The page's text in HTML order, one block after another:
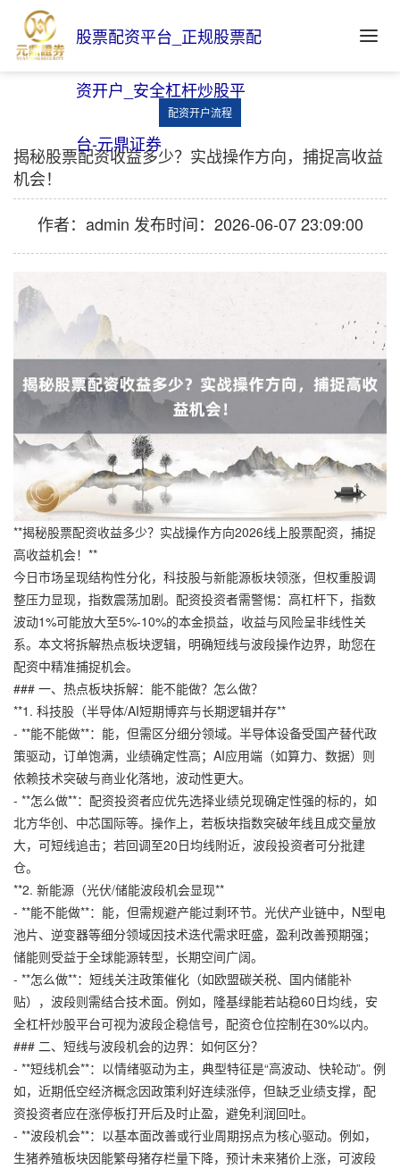
股票配资平台_正规股票配
资开户_安全杠杆炒股平
台-元鼎证券
配资开户流程
揭秘股票配资收益多少？实战操作方向，捕捉高收益
机会！
作者：admin 发布时间：2026-06-07 23:09:00
**揭秘股票配资收益多少？实战操作方向2026线上股票配资，捕捉
高收益机会！**
今日市场呈现结构性分化，科技股与新能源板块领涨，但权重股调
整压力显现，指数震荡加剧。配资投资者需警惕：高杠杆下，指数
波动1%可能放大至5%-10%的本金损益，收益与风险呈非线性关
系。本文将拆解热点板块逻辑，明确短线与波段操作边界，助您在
配资中精准捕捉机会。
### 一、热点板块拆解：能不能做？怎么做？
**1. 科技股（半导体/AI短期博弈与长期逻辑并存**
- **能不能做**：能，但需区分细分领域。半导体设备受国产替代政
策驱动，订单饱满，业绩确定性高；AI应用端（如算力、数据）则
依赖技术突破与商业化落地，波动性更大。
- **怎么做**：配资投资者应优先选择业绩兑现确定性强的标的，如
北方华创、中芯国际等。操作上，若板块指数突破年线且成交量放
大，可短线追击；若回调至20日均线附近，波段投资者可分批建
仓。
**2. 新能源（光伏/储能波段机会显现**
- **能不能做**：能，但需规避产能过剩环节。光伏产业链中，N型电
池片、逆变器等细分领域因技术迭代需求旺盛，盈利改善预期强；
储能则受益于全球能源转型，长期空间广阔。
- **怎么做**：短线关注政策催化（如欧盟碳关税、国内储能补
贴），波段则需结合技术面。例如，隆基绿能若站稳60日均线， 安
全杠杆炒股平台可视为波段企稳信号，配资仓位控制在30%以内。
### 二、短线与波段机会的边界：如何区分？
- **短线机会**：以情绪驱动为主，典型特征是“高波动、快轮动”。例
如，近期低空经济概念因政策利好连续涨停，但缺乏业绩支撑，配
资投资者应在涨停板打开后及时止盈，避免利润回吐。
- **波段机会**：以基本面改善或行业周期拐点为核心驱动。例如，
生猪养殖板块因能繁母猪存栏量下降，预计未来猪价上涨，可波段